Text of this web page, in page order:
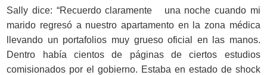
Sally dice: “Recuerdo claramente una noche cuando mi
marido regresó a nuestro apartamento en la zona médica
llevando un portafolios muy grueso oficial en las manos.
Dentro había cientos de páginas de ciertos estudios
comisionados por el gobierno. Estaba en estado de shock